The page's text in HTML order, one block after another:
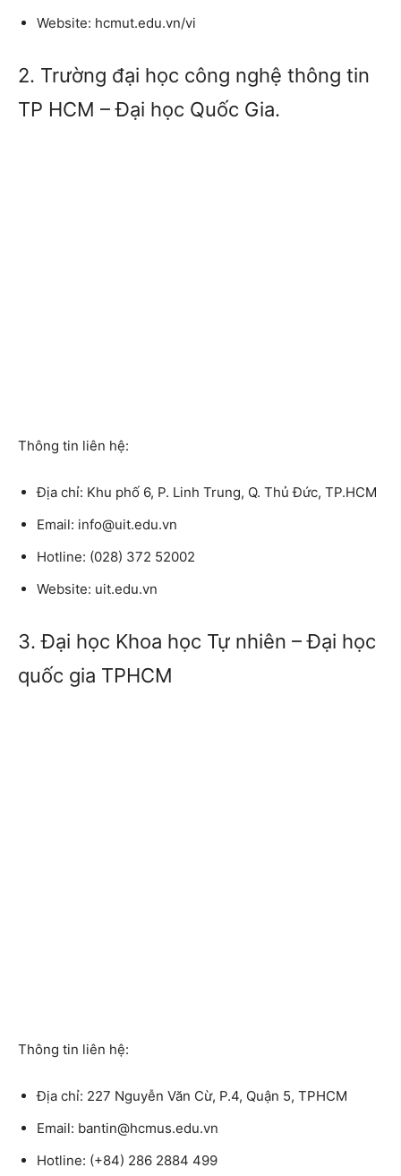
Website: hcmut.edu.vn/vi
2. Trường đại học công nghệ thông tin
TP HCM – Đại học Quốc Gia.
Thông tin liên hệ:
Địa chỉ: Khu phố 6, P. Linh Trung, Q. Thủ Đức, TP.HCM
Email: info@uit.edu.vn
Hotline: (028) 372 52002
Website: uit.edu.vn
3. Đại học Khoa học Tự nhiên – Đại học
quốc gia TPHCM
Thông tin liên hệ:
Địa chỉ: 227 Nguyễn Văn Cừ, P.4, Quận 5, TPHCM
Email: bantin@hcmus.edu.vn
Hotline: (+84) 286 2884 499